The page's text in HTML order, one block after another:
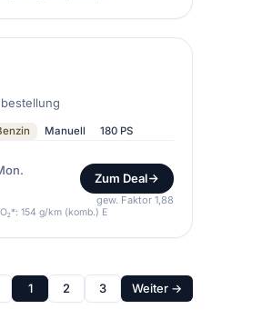
Manuell 180 PS
Zum Deal
gew. Faktor 1,88
154 g/km (komb.) E
1 2 3 Weiter →